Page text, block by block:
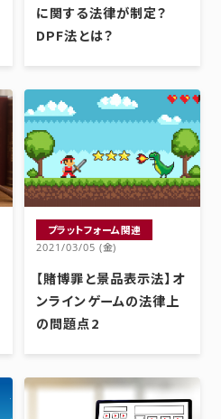
に関する法律が制定？
DPF法とは？
プラットフォーム関連
2021/03/05 (金)
【賭博罪と景品表示法】オ
ンラインゲームの法律上
の問題点2